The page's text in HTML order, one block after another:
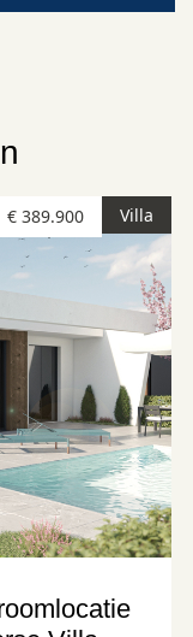
Villa
€ 389.900